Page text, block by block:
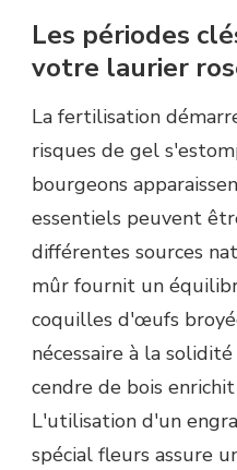
Les périodes
votre laurier
La fertilisation
risques de gel
bourgeons
essentiels peuvent
différentes sources
mûr fournit un
coquilles d'œufs
nécessaire à la
cendre de bois
L'utilisation d'un
spécial fleurs assure